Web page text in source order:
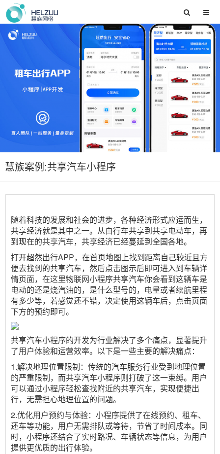
慧族案例:共享汽车小程序
随着科技的发展和社会的进步，各种经济形式应运而生，
共享经济就是其中之一。从自行车共享到共享电动车，再
到现在的共享汽车，共享经济已经蔓延到全国各地。
打开超然出行APP，在首页地图上找到距离自己较近且方
便去找到的共享汽车，然后点击图示后即可进入到车辆详
情页面，在这里物联网小程序共享汽车你会看到这辆车是
电动的还是烧汽油的，是什么型号的，电量或者续航里程
有多少等，若感觉还不错，决定使用这辆车后，点击页面
下方的预约即可。
共享汽车小程序的开发为行业解决了多个痛点，显著提升
了用户体验和运营效率。以下是一些主要的解决痛点：
1.解决地理位置限制：传统的汽车服务行业受到地理位置
的严重限制，而共享汽车小程序则打破了这一束缚。用户
可以通过小程序轻松查找附近的共享汽车，实现便捷出
行，无需担心地理位置的问题。
2.优化用户预约与体验：小程序提供了在线预约、租车、
还车等功能，用户无需排队或等待，节省了时间成本。同
时，小程序还结合了实时路况、车辆状态等信息，为用户
提供更优质的出行体验。